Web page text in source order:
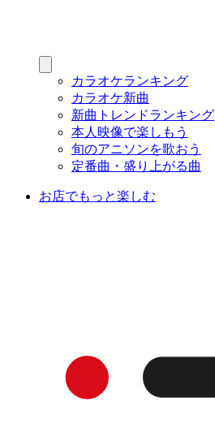
カラオケランキング
カラオケ新曲
新曲トレンドランキング
本人映像で楽しもう
旬のアニソンを歌おう
定番曲・盛り上がる曲
お店でもっと楽しむ